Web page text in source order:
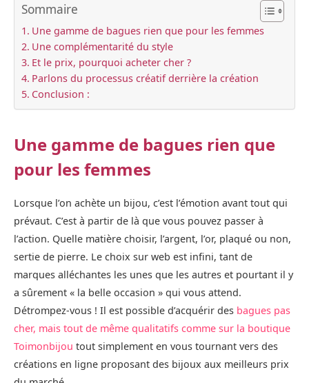
Sommaire
Une gamme de bagues rien que pour les femmes
Une complémentarité du style
Et le prix, pourquoi acheter cher ?
Parlons du processus créatif derrière la création
Conclusion :
Une gamme de bagues rien que
pour les femmes
Lorsque l’on achète un bijou, c’est l’émotion avant tout qui
prévaut. C’est à partir de là que vous pouvez passer à
l’action. Quelle matière choisir, l’argent, l’or, plaqué ou non,
sertie de pierre. Le choix sur web est infini, tant de
marques alléchantes les unes que les autres et pourtant il y
a sûrement « la belle occasion » qui vous attend.
Détrompez-vous ! Il est possible d’acquérir des bagues pas
cher, mais tout de même qualitatifs comme sur la boutique
Toimonbijou tout simplement en vous tournant vers des
créations en ligne proposant des bijoux aux meilleurs prix